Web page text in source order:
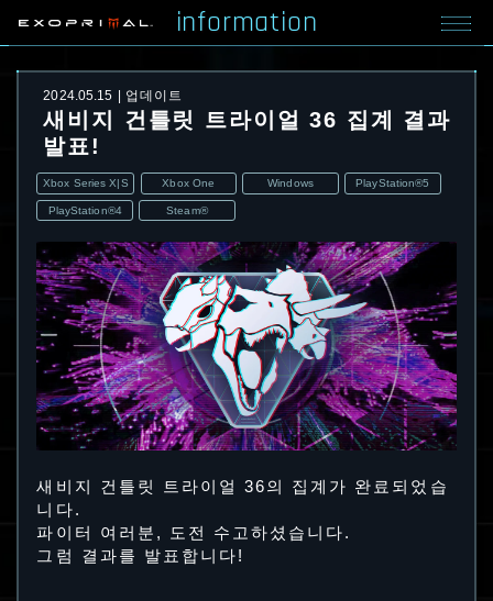
information
2024.05.15 업데이트
새비지 건틀릿 트라이얼 36 집계 결과
발표!
Xbox Series X|S Xbox One Windows PlayStation®5
PlayStation®4 Steam®
새비지 건틀릿 트라이얼 36의 집계가 완료되었습
니다.
파이터 여러분, 도전 수고하셨습니다.
그럼 결과를 발표합니다!